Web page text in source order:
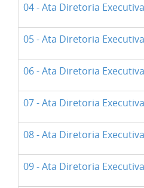
04 - Ata Diretoria
05 - Ata Diretoria
06 - Ata Diretoria
07 - Ata Diretoria
08 - Ata Diretoria
09 - Ata Diretoria